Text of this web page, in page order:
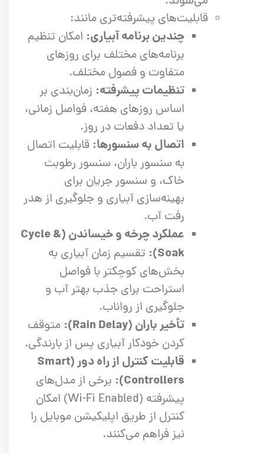
قابلیت‌های پیشرفته‌تری مانند:
چندین برنامه آبیاری: امکان تنظیم
برنامه‌های مختلف برای روزهای
متفاوت و فصول مختلف.
تنظیمات پیشرفته: زمان‌بندی بر
اساس روزهای هفته، فواصل زمانی،
یا تعداد دفعات در روز.
اتصال به سنسورها: قابلیت اتصال
به سنسور باران، سنسور رطوبت
خاک، و سنسور جریان برای
بهینه‌سازی آبیاری و جلوگیری از هدر
رفت آب.
عملکرد چرخه و خیساندن (Cycle &
Soak):
تقسیم زمان آبیاری به
بخش‌های کوچکتر با فواصل
استراحت برای جذب بهتر آب و
جلوگیری از رواناب.
تأخیر باران (Rain Delay):
متوقف
کردن خودکار آبیاری پس از بارندگی.
قابلیت کنترل از راه دور (Smart
Controllers):
برخی از مدل‌های
پیشرفته (Wi-Fi Enabled) امکان
کنترل از طریق اپلیکیشن موبایل را
نیز فراهم می‌کنند.